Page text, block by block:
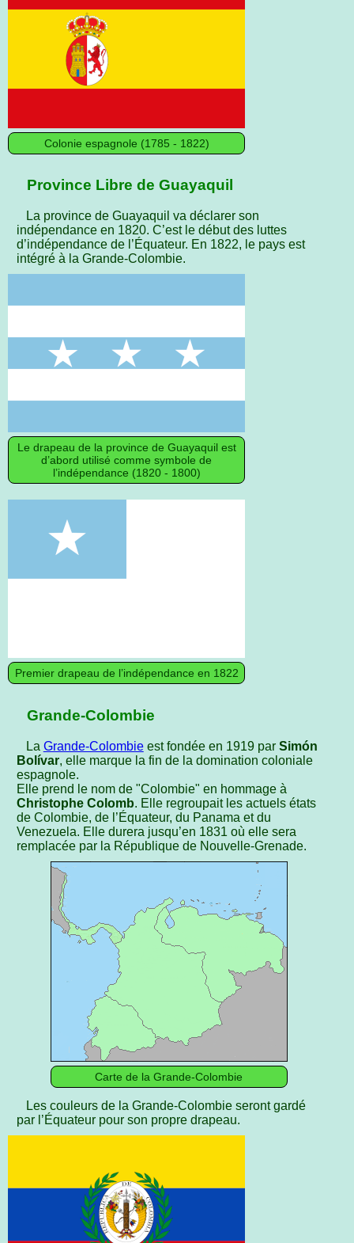
Colonie espagnole (1785 - 1822)
Province Libre de Guayaquil
La province de Guayaquil va déclarer son
indépendance en 1820. C’est le début des luttes
d’indépendance de l’Équateur. En 1822, le pays est
intégré à la Grande-Colombie.
Le drapeau de la province de Guayaquil est
d’abord utilisé comme symbole de
l’indépendance (1820 - 1800)
Premier drapeau de l’indépendance en 1822
Grande-Colombie
La Grande-Colombieest fondée en 1919 par Simón
Bolívar, elle marque la fin de la domination coloniale
espagnole.
Elle prend le nom de "Colombie" en hommage à
Christophe Colomb. Elle regroupait les actuels états
de Colombie, de l’Équateur, du Panama et du
Venezuela. Elle durera jusqu’en 1831 où elle sera
remplacée par la République de Nouvelle-Grenade.
Carte de la Grande-Colombie
Les couleurs de la Grande-Colombie seront gardé
par l’Équateur pour son propre drapeau.